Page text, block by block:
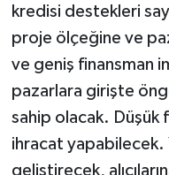
kredisi destekleri
proje ölçeğine ve
ve geniş finansman
pazarlara girişte
sahip olacak. Düşük
ihracat yapabilecek.
geliştirecek,